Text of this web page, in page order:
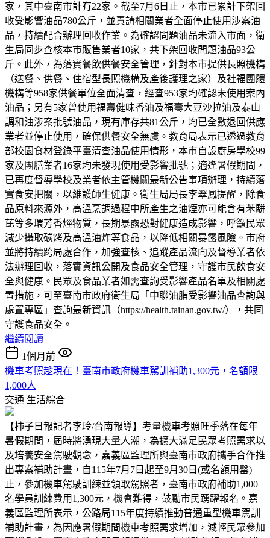
家，其中臺南市計有22家。截至7月6日止，本市已累計下架回
收受影響油品780公斤，並責請相關業者全面停止使用涉案油
品，持續配合辦理回收作業。為確認問題油品未流入市面，衛
生局同步查核本市販售業者10家，共下架回收問題油品93公
斤。此外，為落實餐飲供餐安全管理，針對本市提供長照機構
（送餐、供餐、住宿型長照機構及產後護理之家）及社福團體
機構等958家供餐單位全面清查，經查953家均確認未使用案內
油品；另有5家曾使用福壽健味香油及福壽大豆沙拉油及泰山
調和油涉案批號油品，現有庫存共81公斤，均已全數退回供應
業者並停止使用，確保供餐安全無虞。教育局表示已透過教育
部校園食材登錄平臺清查油品使用情形，本市自設廚房學校99
家及團膳業者16家均未發現使用受影響批號；適逢暑假期間，
已再度督導學校及業者依主管機關最新公告事項辦理，持續落
實食安把關，以維護師生健康。衛生局局長李翠鳳提醒，除食
品原料來源外，高溫烹調過程中所產生之油煙亦可能含有苯駢
芘等多環芳香烴物質，長期暴露恐對健康造成影響，呼籲民眾
減少攝取碳烤及高溫油炸等食品，以降低相關暴露風險。市府
並將持續跨局處合作，加強查核、追蹤產品流向及督導業者依
法辦理回收，落實資訊公開及食品安全管理，守護市民飲食安
全與健康。民眾及食品業者如需查詢受影響產品名單及相關處
置措施，可至臺南市政府衛生局「中聯油脂受影響油品查詢與
處置專區」查詢最新資訊（https://health.tainan.gov.tw/），共同
守護食品安全。
繼續閱讀
1個月前
機車考照趁現在！臺南市政府機車駕訓補助1,300元，名額限
1,000人
交通 生活綜合
【柿子日報記者李玲/台南報導】考量機車考照旺季落在每年
暑假期間，屆時將湧現大量人潮，為擴大滿足民眾考照需求以
及培養安全駕駛觀念，嘉義區監理所與臺南市政府攜手合作推
出專案補助計畫，自115年7月7日起至9月30日(或名額用罄)
止，參加機車駕駛訓練並領取駕照者，臺南市政府補助1,000
名學員訓練費用1,300元，機會難得，鼓勵市民踴躍報名。嘉
義區監理所表示，公路局115年度持續推動普通重型機車駕訓
補助計畫，為因應暑假期間機車考照需求增加，減輕民眾參加